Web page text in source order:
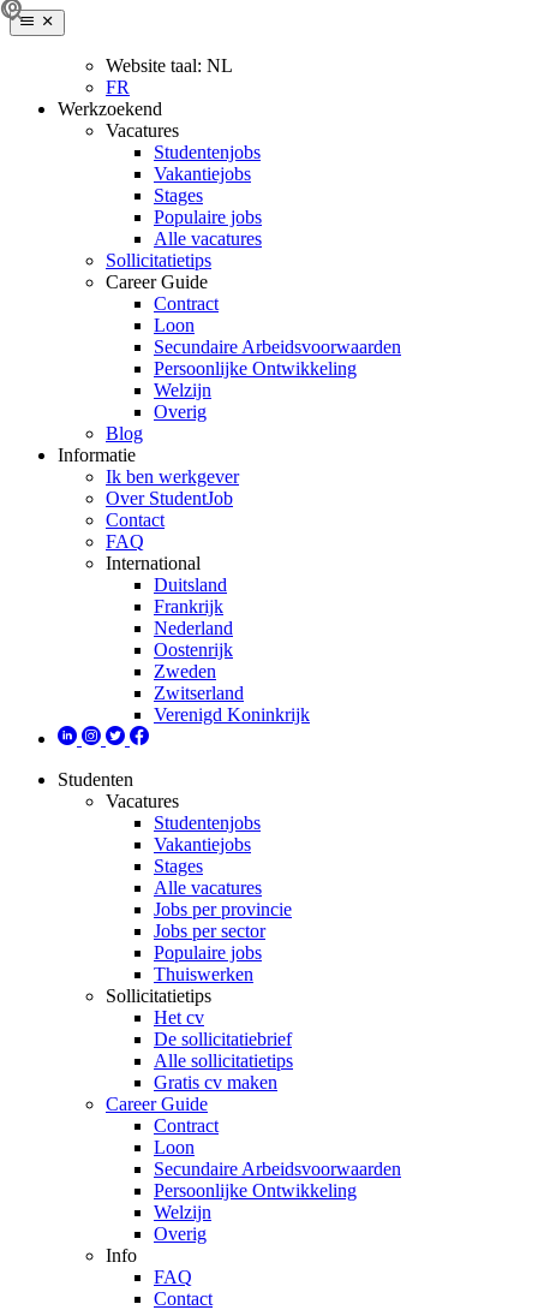
Website taal: NL
FR
Werkzoekend
Vacatures
Studentenjobs
Vakantiejobs
Stages
Populaire jobs
Alle vacatures
Sollicitatietips
Career Guide
Contract
Loon
Secundaire Arbeidsvoorwaarden
Persoonlijke Ontwikkeling
Welzijn
Overig
Blog
Informatie
Ik ben werkgever
Over StudentJob
Contact
FAQ
International
Duitsland
Frankrijk
Nederland
Oostenrijk
Zweden
Zwitserland
Verenigd Koninkrijk
Studenten
Vacatures
Studentenjobs
Vakantiejobs
Stages
Alle vacatures
Jobs per provincie
Jobs per sector
Populaire jobs
Thuiswerken
Sollicitatietips
Het cv
De sollicitatiebrief
Alle sollicitatietips
Gratis cv maken
Career Guide
Contract
Loon
Secundaire Arbeidsvoorwaarden
Persoonlijke Ontwikkeling
Welzijn
Overig
Info
FAQ
Contact